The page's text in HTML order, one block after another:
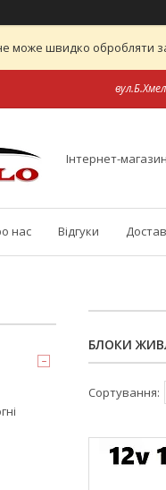
може швидко обробляти
Інтернет-
нас Відгуки
БЛОКИ